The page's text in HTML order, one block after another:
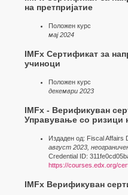
на претпријатие
Положен курс
мај 2024
IMFx Сертификат за
учиноци
Положен курс
декември 2023
IMFx - Верификуван
Управување со ризици
Издаден од: Fiscal Affairs
август 2023,
Credential ID:
https://courses.edx.org/
IMFx Верификуван